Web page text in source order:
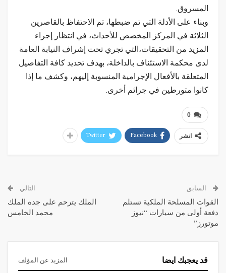
المسروق.
وبناء على الأدلة التي تم ضبطها، تم الاحتفاظ بالقاصرين
الثلاثة في المركز المخصص للأحداث، في انتظار إجراء
المزيد من التحقيقات،التي تجري تحت إشراف النيابة العامة
لدى محكمة الاستئناف بالداخلة، بهدف تحديد كافة التفاصيل
المتعلقة بالأفعال الإجرامية المنسوبة إليهم، وكشف ما إذا
كانوا متورطين في جرائم أخرى.
0
انشر Facebook
Twitter
السابق
القوات المسلحة الملكية تستلم
دفعة أولى من سيارات “نيوز
موتورز”
التالي
الملك يترحم على جده الملك
محمد الخامس
قد يعجبك ايضا المزيد عن المؤلف